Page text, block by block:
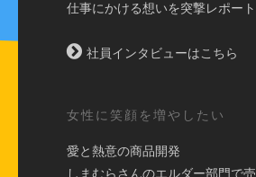
仕事にかける想いを突撃レポート
社員インタビューはこちら
女性に笑顔を増やしたい
愛と熱意の商品開発
しまむらさんのエルダー部門で